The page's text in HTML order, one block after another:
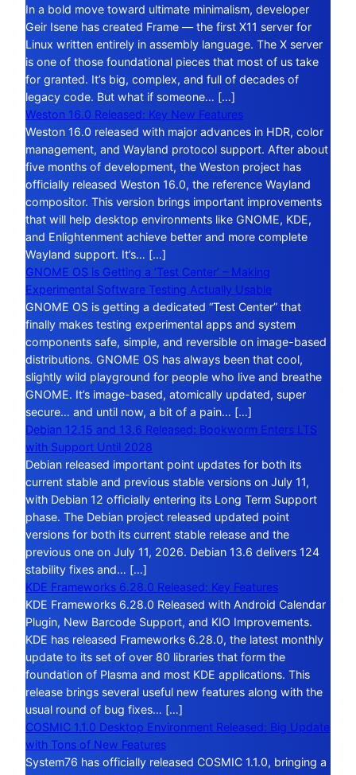
In a bold move toward ultimate minimalism, developer
Geir Isene has created Frame — the first X11 server for
Linux written entirely in assembly language. The X server
is one of those foundational pieces that most of us take
for granted. It’s big, complex, and full of decades of
legacy code. But what if someone… […]
Weston 16.0 Released: Key New Features
Weston 16.0 released with major advances in HDR, color
management, and Wayland protocol support. After about
five months of development, the Weston project has
officially released Weston 16.0, the reference Wayland
compositor. This version brings important improvements
that will help desktop environments like GNOME, KDE,
and Enlightenment achieve better and more complete
Wayland support. It’s… […]
GNOME OS is Getting a ‘Test Center’ – Making
Experimental Software Testing Actually Usable
GNOME OS is getting a dedicated “Test Center” that
finally makes testing experimental apps and system
components safe, simple, and reversible on image-based
distributions. GNOME OS has always been that cool,
slightly wild playground for people who live and breathe
GNOME. It’s image-based, atomically updated, super
secure… and until now, a bit of a pain… […]
Debian 12.15 and 13.6 Released: Bookworm Enters LTS
with Support Until 2028
Debian released important point updates for both its
current stable and previous stable versions on July 11,
with Debian 12 officially entering its Long Term Support
phase. The Debian project released updated point
versions for both its current stable release and the
previous one on July 11, 2026. Debian 13.6 delivers 124
stability fixes and… […]
KDE Frameworks 6.28.0 Released: Key Features
KDE Frameworks 6.28.0 Released with Android Calendar
Plugin, New Barcode Support, and KIO Improvements.
KDE has released Frameworks 6.28.0, the latest monthly
update to its set of over 80 libraries that form the
foundation of Plasma and most KDE applications. This
release brings several useful new features along with the
usual round of bug fixes… […]
COSMIC 1.1.0 Desktop Environment Released: Big Update
with Tons of New Features
System76 has officially released COSMIC 1.1.0, bringing a